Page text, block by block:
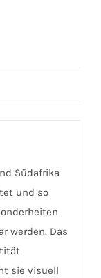
Südafrika
und so
werden. Das
sie visuell